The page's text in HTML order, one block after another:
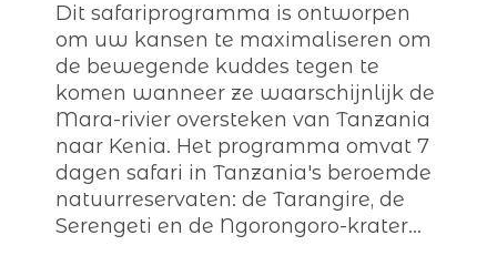
Dit safariprogramma is ontworpen
om uw kansen te maximaliseren om
de bewegende kuddes tegen te
komen wanneer ze waarschijnlijk de
Mara-rivier oversteken van Tanzania
naar Kenia. Het programma omvat 7
dagen safari in Tanzania's beroemde
natuurreservaten: de Tarangire, de
Serengeti en de Ngorongoro-krater...